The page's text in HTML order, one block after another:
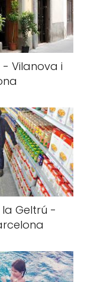
Vilanova i
Geltrú -